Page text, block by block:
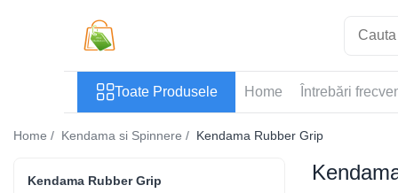
Casa si Bricolaj
Articole pentru Animale
Articole pentru baie
Toate Produsele Home Întrebări
Home / Kendama si Spinnere / Kendama Rubber Grip
Kendama Rubber Grip